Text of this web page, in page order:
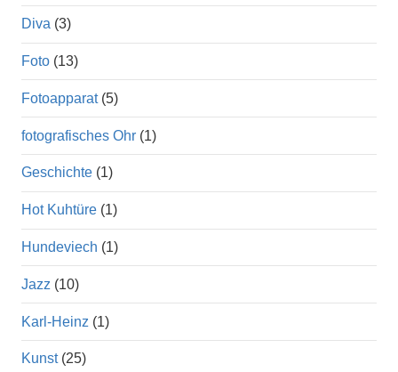
Diva (3)
Foto (13)
Fotoapparat(5)
fotografisches Ohr (1)
Geschichte (1)
Hot Kuhtüre (1)
Hundeviech (1)
Jazz (10)
Karl-Heinz (1)
Kunst(25)